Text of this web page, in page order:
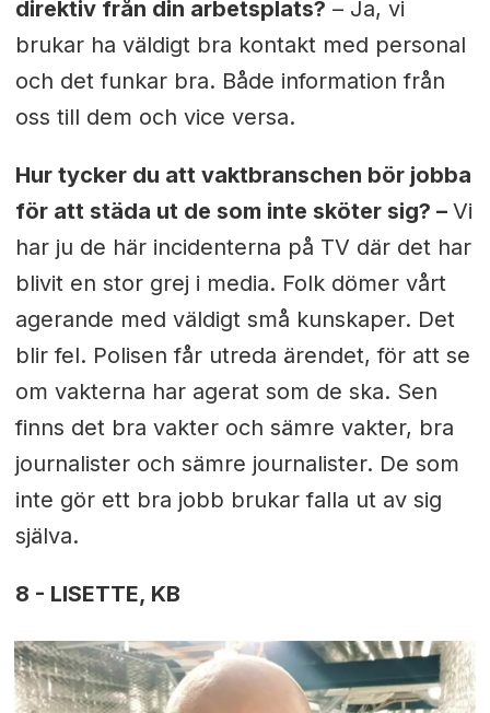
direktiv från din arbetsplats? – Ja, vi
brukar ha väldigt bra kontakt med personal
och det funkar bra. Både information från
oss till dem och vice versa.
Hur tycker du att vaktbranschen bör jobba
för att städa ut de som inte sköter sig? – Vi
har ju de här incidenterna på TV där det har
blivit en stor grej i media. Folk dömer vårt
agerande med väldigt små kunskaper. Det
blir fel. Polisen får utreda ärendet, för att se
om vakterna har agerat som de ska. Sen
finns det bra vakter och sämre vakter, bra
journalister och sämre journalister. De som
inte gör ett bra jobb brukar falla ut av sig
själva.
8 - LISETTE, KB